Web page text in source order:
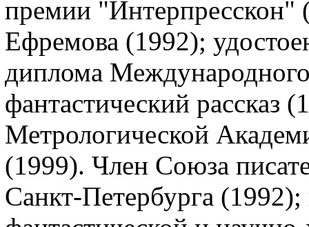
премии
Ефремова (1992);
диплома
фантастический рассказ
Метрологической
(1999). Член Союза
Санкт-Петербурга (1992);